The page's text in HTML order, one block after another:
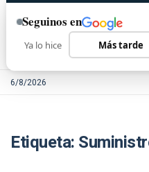
6/8/2026
Etiqueta:
Seguinos en
Ya lo hice Más tarde